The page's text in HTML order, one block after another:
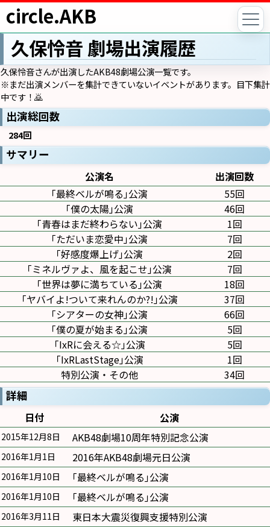
circle.AKB
久保怜音 劇場出演履歴
久保怜音さんが出演したAKB48劇場公演一覧です。
※まだ出演メンバーを集計できていないイベントがあります。目下集計
中です！🙇
出演総回数
284回
サマリー
公演名
出演回数
｢最終ベルが鳴る｣公演
55回
｢僕の太陽｣公演
46回
｢青春はまだ終わらない｣公演
1回
｢ただいま恋愛中｣公演
7回
｢好感度爆上げ｣公演
2回
｢ミネルヴァよ、風を起こせ｣公演
7回
｢世界は夢に満ちている｣公演
18回
｢ヤバイよ!ついて来れんのか?!｣公演
37回
｢シアターの女神｣公演
66回
｢僕の夏が始まる｣公演
5回
｢IxRに会える☆｣公演
5回
｢IxRLastStage｣公演
1回
特別公演・その他
34回
詳細
日付 公演
2015年12月8日 AKB48劇場10周年特別記念公演
2016年1月1日 2016年AKB48劇場元日公演
2016年1月10日 ｢最終ベルが鳴る｣公演
2016年1月10日 ｢最終ベルが鳴る｣公演
2016年3月11日 東日本大震災復興支援特別公演